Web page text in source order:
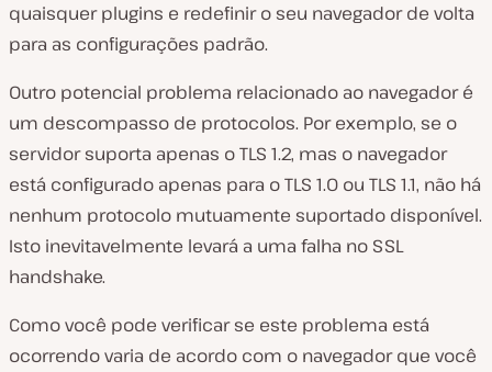
quaisquer plugins e redefinir o seu navegador de volta
para as configurações padrão.
Outro potencial problema relacionado ao navegador é
um descompasso de protocolos. Por exemplo, se o
servidor suporta apenas o TLS 1.2, mas o navegador
está configurado apenas para o TLS 1.0 ou TLS 1.1, não há
nenhum protocolo mutuamente suportado disponível.
Isto inevitavelmente levará a uma falha no SSL
handshake.
Como você pode verificar se este problema está
ocorrendo varia de acordo com o navegador que você